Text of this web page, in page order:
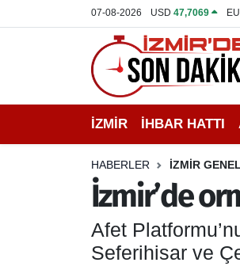
07-08-2026 USD47,7069
İZMİR İHBAR HATTI
HABERLER İZMİR GENEL
İzmir’de
Afet
Seferihisar ve
İHBAR HATTI
DEPREM
EKONOMİ
SİYASET
İzmir Nöbetçi Eczaneler
İzmir Hava Durumu
İzmir Namaz Vakitleri
İzmir Trafik Yoğunluk Haritası
Puan Durumu ve Fikstür
Tüm Manşetler